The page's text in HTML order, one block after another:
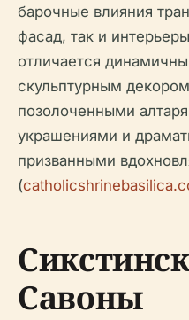
барочные влияния
фасад, так и
отличается
скульптурным
позолоченными
украшениями и
призванными
(
Савоны